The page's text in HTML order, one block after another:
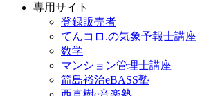
専用サイト
登録販売者
てんコロ.の気象予報士講座
数学
マンション管理士講座
箭島裕治eBASS塾